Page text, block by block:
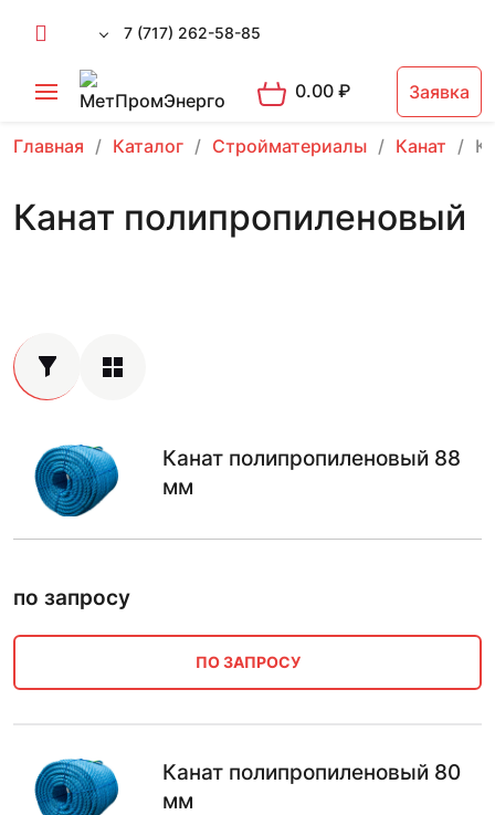
7 (717) 262-58-85
0.00₽ Заявка
Главная Каталог Стройматериалы Канат
Канат полипропиленовый
Канат полипропиленовый 88
мм
по запросу
ПО ЗАПРОСУ
Канат полипропиленовый 80
мм